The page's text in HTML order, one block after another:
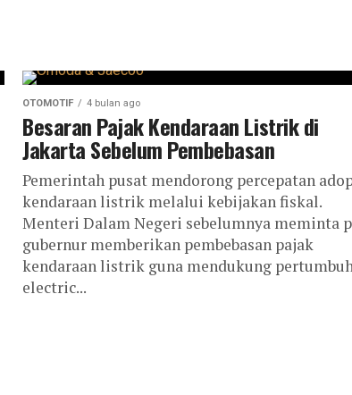
OTOMOTIF 4 bulan ago
Besaran Pajak Kendaraan Listrik di
Jakarta Sebelum Pembebasan
Pemerintah pusat mendorong percepatan
kendaraan listrik melalui kebijakan fiskal.
Menteri Dalam Negeri sebelumnya meminta
gubernur memberikan pembebasan pajak
kendaraan listrik guna mendukung
electric...